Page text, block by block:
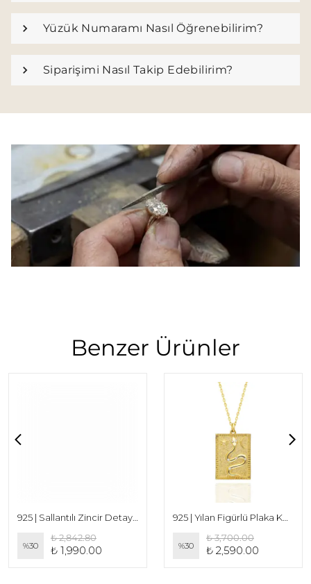
Yüzük Numaramı Nasıl Öğrenebilirim?
Siparişimi Nasıl Takip Edebilirim?
Benzer Ürünler
%30
₺ 2,842.80
₺ 1,990.00 %30
₺ 3,700.00
₺ 2,590.00